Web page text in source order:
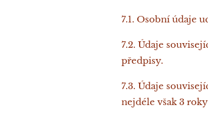
7.1. Osobní údaje
7.2. Údaje
předpisy.
7.3. Údaje
nejdéle však 3